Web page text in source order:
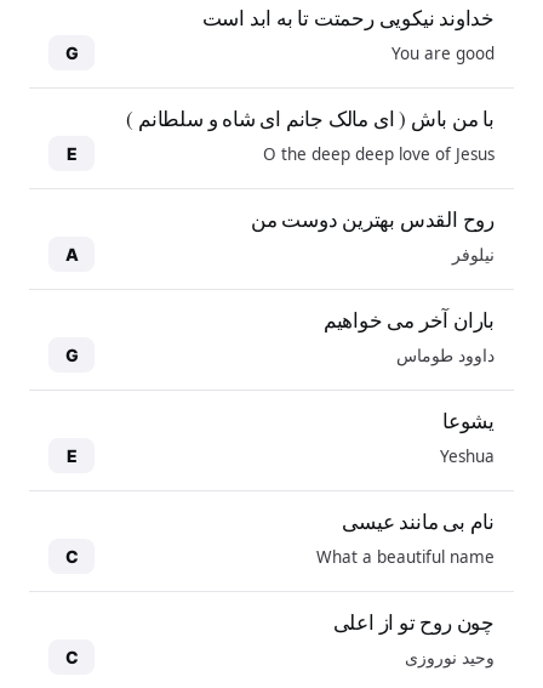
خداوند نیکویی رحمتت تا به ابد است
You are good
G
با من باش ( ای مالک جانم ای شاه و سلطانم )
O the deep deep love of Jesus
E
روح القدس بهترین دوست من
نیلوفر A
باران آخر می خواهیم
داوود طوماس G
یشوعا
Yeshua
E
نام بی مانند عیسی
What a beautiful name
C
چون روح تو از اعلی
وحید نوروزی C